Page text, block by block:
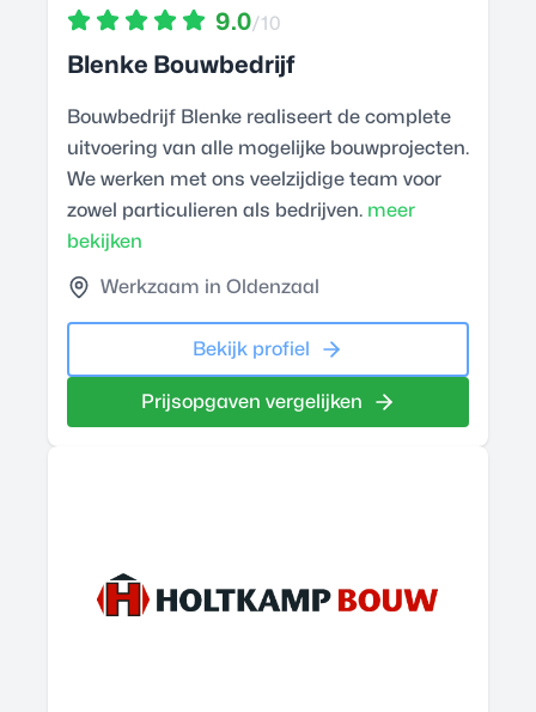
9.0/10
Blenke Bouwbedrijf
Bouwbedrijf Blenke realiseert de complete
uitvoering van alle mogelijke bouwprojecten.
We werken met ons veelzijdige team voor
zowel particulieren als bedrijven. meer
bekijken
Werkzaam in Oldenzaal
Bekijk profiel
Prijsopgaven vergelijken